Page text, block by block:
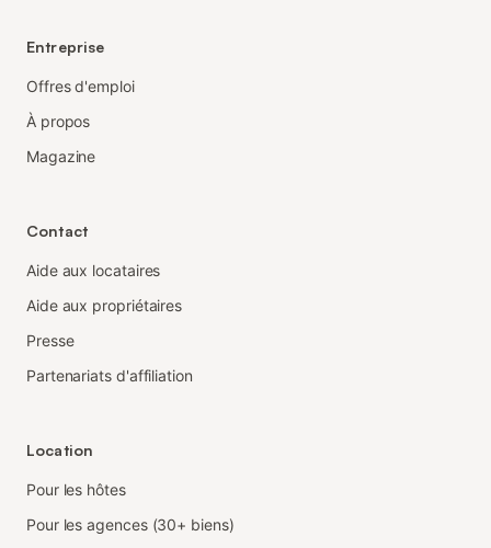
Entreprise
Offres d'emploi
À propos
Magazine
Contact
Aide aux locataires
Aide aux propriétaires
Presse
Partenariats d'affiliation
Location
Pour les hôtes
Pour les agences (30+ biens)